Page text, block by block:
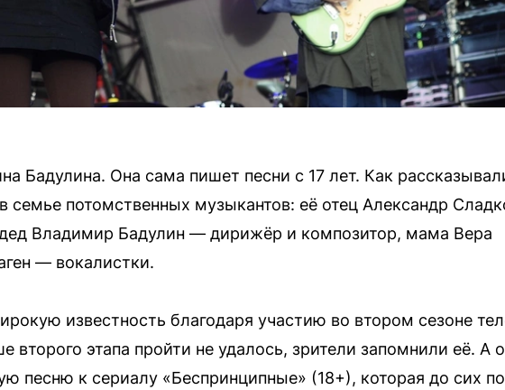
Бадулина. Она сама пишет песни с 17 лет. Как
семье потомственных музыкантов: её отец Александр
Владимир Бадулин — дирижёр и композитор, мама Вера
— вокалистки.
известность благодаря участию во втором сезоне
второго этапа пройти не удалось, зрители запомнили её. А
песню к сериалу «Беспринципные» (18+), которая до сих